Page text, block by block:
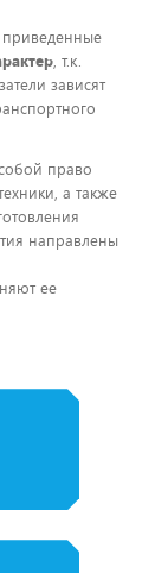
приведенные
, т.к.
зависят
право
а также
направлены
ее